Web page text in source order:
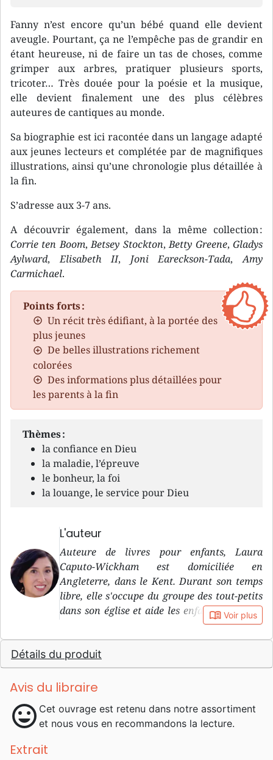
Fanny n’est encore qu’un bébé quand elle devient
aveugle. Pourtant, ça ne l’empêche pas de grandir en
étant heureuse, ni de faire un tas de choses, comme
grimper aux arbres, pratiquer plusieurs sports,
tricoter… Très douée pour la poésie et la musique,
elle devient finalement une des plus célèbres
auteures de cantiques au monde.
Sa biographie est ici racontée dans un langage adapté
aux jeunes lecteurs et complétée par de magnifiques
illustrations, ainsi qu’une chronologie plus détaillée à
la fin.
S’adresse aux 3-7 ans.
A découvrir également, dans la même collection :
Corrie ten Boom,Betsey Stockton,Betty Greene,Gladys
Aylward,Elisabeth II, Joni Eareckson-Tada,Amy
Carmichael.
Points forts :
Un récit très édifiant, à la portée des
plus jeunes
De belles illustrations richement
colorées
Des informations plus détaillées pour
les parents à la fin
Thèmes :
la confiance en Dieu
la maladie, l’épreuve
le bonheur, la foi
la louange, le service pour Dieu
L'auteur
Auteure de livres pour enfants, Laura
Caputo-Wickham est domiciliée en
Angleterre, dans le Kent. Durant son temps
libre, elle s'occupe du groupe des tout-petits
dans son église et aide les enfants de l’école
primaire de son quartier dans
l’apprentissage de la lecture.
book_open Voir plus
Détails du produit
Avis du libraire
mood Cet ouvrage est retenu dans notre assortiment
et nous vous en recommandons la lecture.
Extrait